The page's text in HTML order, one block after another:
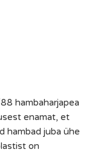
hambaharjapea
enamat, et
hambad juba ühe
on